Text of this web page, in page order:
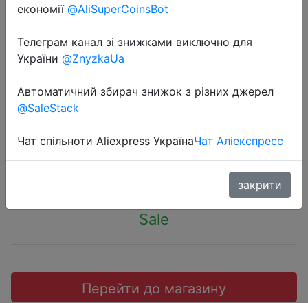
Наушники Apple AirPods в
зарядном футляре (3th generation)
15590 руб.
Sale
Перейти до магазину
економії @AliSuperCoinsBot
Телеграм канал зі знижками виключно для
України @ZnyzkaUa
Автоматичний збирач знижок з різних джерел
@SaleStack
Чат спільноти Aliexpress УкраїнаЧат Аліекспресс
закрити